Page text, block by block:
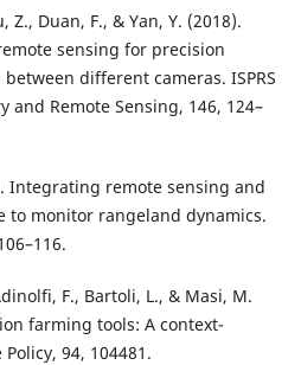
Z., Duan, F., & Yan, Y. (2018).
sensing for precision
different cameras. ISPRS
and Remote Sensing, 146, 124–
Integrating remote sensing and
to monitor rangeland dynamics.
F., Bartoli, L., & Masi, M.
farming tools: A context-
94, 104481.